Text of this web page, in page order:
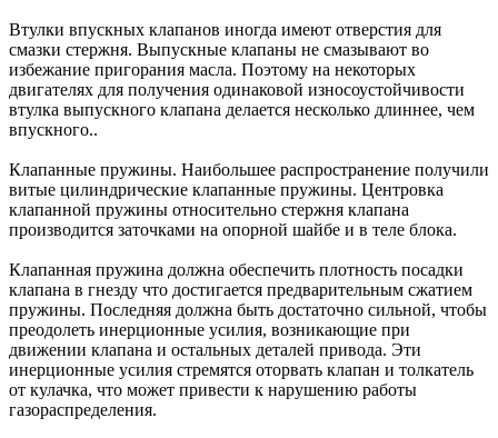
Втулки впускных клапанов иногда имеют отверстия для
смазки стержня. Выпускные клапаны не смазывают во
избежание пригорания масла. Поэтому на некоторых
двигателях для получения одинаковой износоустойчивости
втулка выпускного клапана делается несколько длиннее, чем
впускного..
Клапанные пружины. Наибольшее распространение получили
витые цилиндрические клапанные пружины. Центровка
клапанной пружины относительно стержня клапана
производится заточками на опорной шайбе и в теле блока.
Клапанная пружина должна обеспечить плотность посадки
клапана в гнезду что достигается предварительным сжатием
пружины. Последняя должна быть достаточно сильной, чтобы
преодолеть инерционные усилия, возникающие при
движении клапана и остальных деталей привода. Эти
инерционные усилия стремятся оторвать клапан и толкатель
от кулачка, что может привести к нарушению работы
газораспределения.